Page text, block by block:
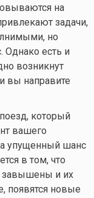
на
задачи,
но
Однако есть и
возникнут
вы направите
который
вашего
упущенный шанс
в том, что
завышены и их
появятся новые